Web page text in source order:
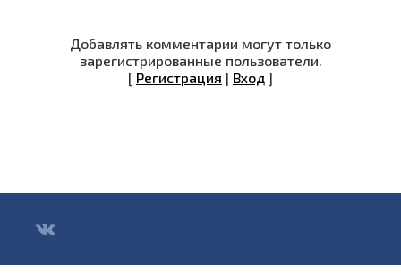
Добавлять комментарии могут только
зарегистрированные пользователи.
[ Регистрация | Вход ]